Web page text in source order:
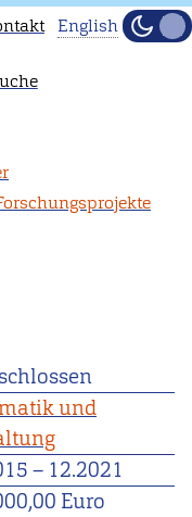
available
English
main
page
instead.
English
Hell
und
– 12.2021
Euro